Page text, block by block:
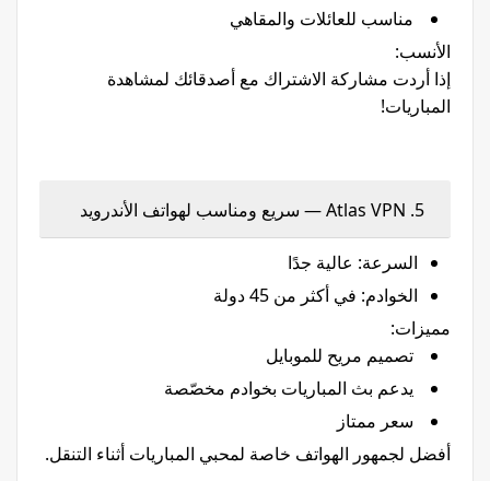
مناسب للعائلات والمقاهي
الأنسب:
إذا أردت مشاركة الاشتراك مع أصدقائك لمشاهدة
المباريات!
السرعة: عالية جدًا
الخوادم: في أكثر من 45 دولة
مميزات:
تصميم مريح للموبايل
يدعم بث المباريات بخوادم مخصّصة
سعر ممتاز
أفضل لجمهور الهواتف خاصة لمحبي المباريات أثناء التنقل.